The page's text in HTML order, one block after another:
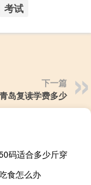
考试
下一篇
青岛复读学费多少
码适合多少斤穿
食怎么办